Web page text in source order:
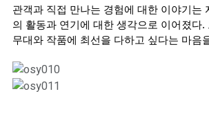
관객과 직접 만나는 경험에 대한 이야기는
의 활동과 연기에 대한 생각으로 이어졌다.
무대와 작품에 최선을 다하고 싶다는 마음